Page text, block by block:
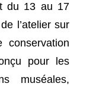
du 13 au 17
l’atelier sur
conservation
pour les
muséales,